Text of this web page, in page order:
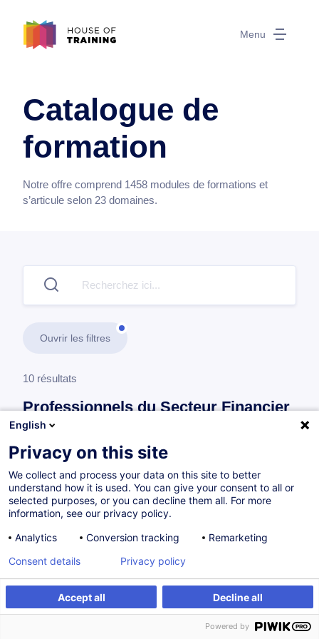
Menu
Catalogue de
formation
Notre offre comprend 1458 modules de formations et
s’articule selon 23 domaines.
Ouvrir les filtres
10 résultats
Professionnels du Secteur Financier
Le Professionnel du Secteur Financier
MiCA - Analyse de la réglementation sur les
à p.d. 130.00 €
English
Privacy on this site
We collect and process your data on this site to better
understand how it is used. You can give your consent to all or
selected purposes, or you can decline them all. For more
information, see our privacy policy.
Analytics
Conversion tracking Remarketing
Accept all Decline all
Consent details Privacy policy
Powered by